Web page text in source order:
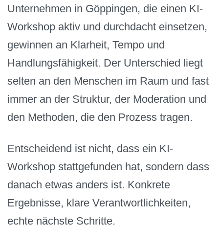
Unternehmen in Göppingen, die einen KI-
Workshop aktiv und durchdacht einsetzen,
gewinnen an Klarheit, Tempo und
Handlungsfähigkeit. Der Unterschied liegt
selten an den Menschen im Raum und fast
immer an der Struktur, der Moderation und
den Methoden, die den Prozess tragen.
Entscheidend ist nicht, dass ein KI-
Workshop stattgefunden hat, sondern dass
danach etwas anders ist. Konkrete
Ergebnisse, klare Verantwortlichkeiten,
echte nächste Schritte.